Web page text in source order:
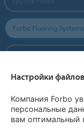
Forbo Flooring Systems
Выберите страну
Выберите вашу страну
Настройки
Компания Forbo
персональные
вам оптимальный